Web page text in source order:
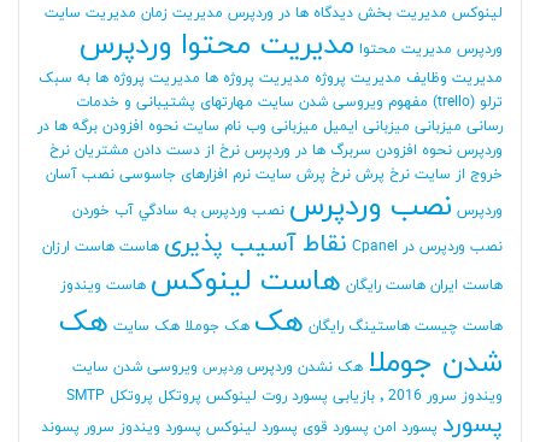
لینوکس مدیریت بخش دیدگاه ها در وردپرس مدیریت زمان مدیریت سایت
وردپرس مدیریت محتوا مدیریت محتوا وردپرس
مدیریت وظایف مدیریت پروژه مدیریت پروژه ها مدیریت پروژه ها به سبک
ترلو (trello)
مفهوم ویروسی شدن سایت مهارتهای پشتیبانی و خدمات
رسانی میزبانی میزبانی ایمیل میزبانی وب نام سایت نحوه افزودن برگه ها در
وردپرس نحوه افزودن سربرگ ها در وردپرس نرخ از دست دادن مشتریان نرخ
خروج از سایت نرخ پرش نرخ پرش سایت نرم افزارهای جاسوسی نصب آسان
وردپرس نصب وردپرس نصب وردپرس به سادگي آب خوردن
نصب وردپرس در Cpanel
نقاط آسیب پذیری هاست هاست ارزان
هاست ایران هاست رایگان هاست لینوکس هاست ویندوز
هاست چیست هاستینگ رایگان هک هک جوملا هک سایت هک
شدن جوملا هک نشدن وردپرس وردپرس ویروسی شدن سایت
ویندوز سرور 2016
٬ بازیابی پسورد روت لینوکس پروتکل پروتکل SMTP
پسورد پسورد امن پسورد قوی پسورد لینوکس پسورد ویندوز سرور پسوند